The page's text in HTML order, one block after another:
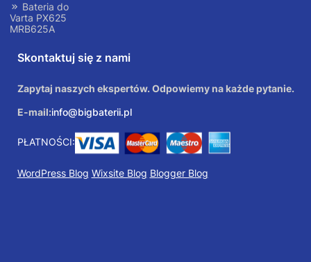
Bateria do
Varta PX625
MRB625A
Skontaktuj się z nami
Zapytaj naszych ekspertów. Odpowiemy na każde pytanie.
E-mail:info@bigbaterii.pl
PŁATNOŚCI:
WordPress Blog Wixsite Blog Blogger Blog